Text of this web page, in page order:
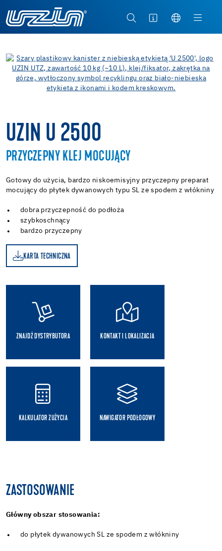
UZIN U 2500
PRZYCZEPNY KLEJ MOCUJĄCY
Gotowy do użycia, bardzo niskoemisyjny przyczepny preparat
mocujący do płytek dywanowych typu SL ze spodem z włókniny
dobra przyczepność do podłoża
szybkoschnący
bardzo przyczepny
KARTA TECHNICZNA
ZNAJDŹ DYSTRYBUTORA KONTAKT I LOKALIZACJA
KALKULATOR ZUŻYCIA NAWIGATOR PODŁOGOWY
ZASTOSOWANIE
Główny obszar stosowania:
do płytek dywanowych SL ze spodem z włókniny